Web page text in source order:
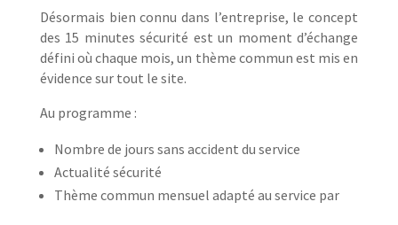
Désormais bien connu dans l’entreprise, le concept
des 15 minutes sécurité est un moment d’échange
défini où chaque mois, un thème commun est mis en
évidence sur tout le site.
Au programme :
Nombre de jours sans accident du service
Actualité sécurité
Thème commun mensuel adapté au service par